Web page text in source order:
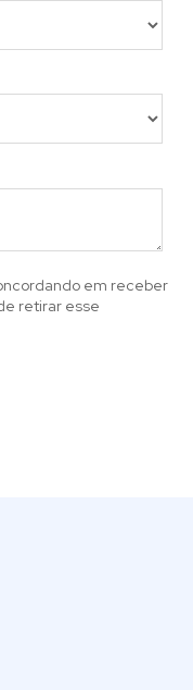
em receber
retirar esse